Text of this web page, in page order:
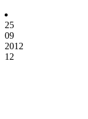
25
09
2012
12